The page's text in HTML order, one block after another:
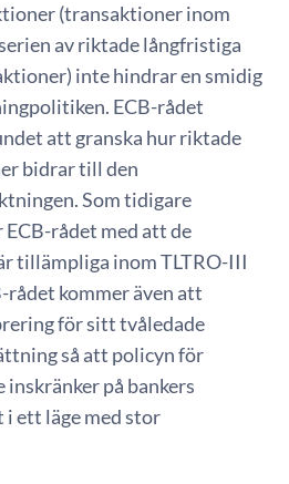
(transaktioner inom
av riktade långfristiga
inte hindrar en smidig
ECB-rådet
att granska hur riktade
bidrar till den
Som tidigare
rådet med att de
tillämpliga inom TLTRO-III
rådet kommer även att
för sitt tvåledade
så att policyn för
på bankers
ett läge med stor